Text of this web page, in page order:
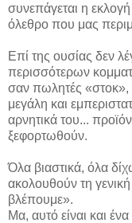
συνεπάγεται η
όλεθρο που μας
Επί της ουσίας δεν
περισσότερων
σαν πωλητές «στοκ»,
μεγάλη και
αρνητικά του...
ξεφορτωθούν.
Όλα βιαστικά, όλα
ακολουθούν τη
βλέπουμε».
Μα, αυτό είναι και